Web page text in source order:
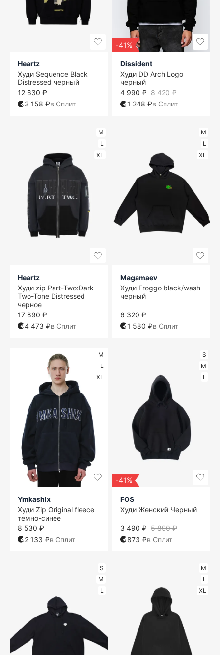
Heartz
Худи Sequence Black
Distressed черный
12 630 ₽
3 158 ₽в Сплит
-41%
Dissident
Худи DD Arch Logo
черный
8 420 ₽
4 990 ₽
1 248 ₽в Сплит
M
L
XL
Heartz
Худи zip Part-Two:Dark
Two-Tone Distressed
черное
17 890 ₽
4 473 ₽в Сплит
M
L
XL
Magamaev
Худи Froggo black/wash
черный
6 320 ₽
1 580 ₽в Сплит
M
L
XL
Ymkashix
Худи Zip Original fleece
темно-синее
8 530 ₽
2 133 ₽в Сплит
S
M
L
-41%
FOS
Худи Женский Черный
5 890 ₽
3 490 ₽
873 ₽в Сплит
S
M
L
M
L
XL